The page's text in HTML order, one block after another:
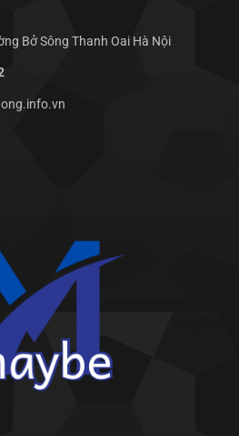
Bở Sông Thanh Oai Hà Nội